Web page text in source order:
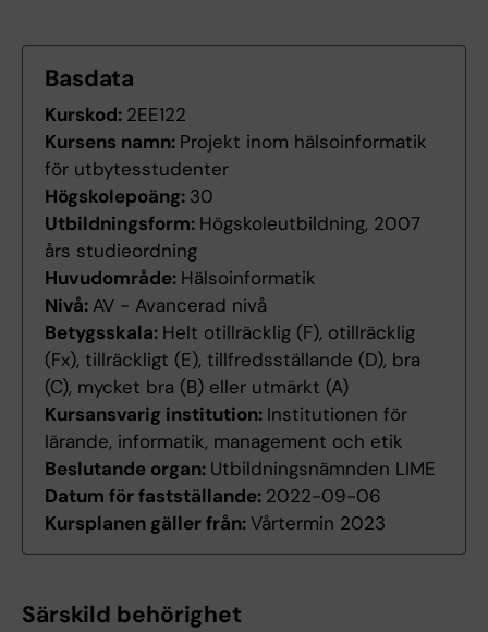
Basdata
Kurskod: 2EE122
Kursens namn: Projekt inom hälsoinformatik
för utbytesstudenter
Högskolepoäng: 30
Utbildningsform: Högskoleutbildning, 2007
års studieordning
Huvudområde: Hälsoinformatik
Nivå: AV - Avancerad nivå
Betygsskala: Helt otillräcklig (F), otillräcklig
(Fx), tillräckligt (E), tillfredsställande (D), bra
(C), mycket bra (B) eller utmärkt (A)
Kursansvarig institution: Institutionen för
lärande, informatik, management och etik
Beslutande organ: Utbildningsnämnden LIME
Datum för fastställande: 2022-09-06
Kursplanen gäller från:Vårtermin 2023
Särskild behörighet